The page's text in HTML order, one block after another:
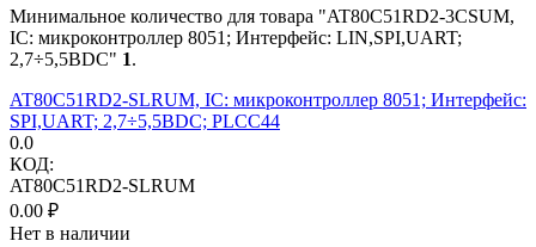
Минимальное количество для товара "AT80C51RD2-3CSUM,
IC: микроконтроллер 8051; Интерфейс: LIN,SPI,UART;
2,7÷5,5ВDC" 1.
AT80C51RD2-SLRUM, IC: микроконтроллер 8051; Интерфейс:
SPI,UART; 2,7÷5,5ВDC; PLCC44
0.0
КОД:
AT80C51RD2-SLRUM
0.00 ₽
Нет в наличии